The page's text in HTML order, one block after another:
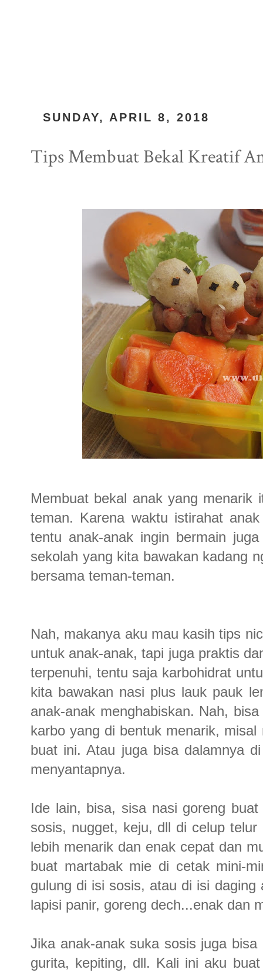
SUNDAY, APRIL 8, 2018
Tips Membuat Bekal Kreatif
Membuat bekal anak yang menarik
teman. Karena waktu istirahat
tentu anak-anak ingin bermain
sekolah yang kita bawakan kadang
bersama teman-teman.
Nah, makanya aku mau kasih tips
untuk anak-anak, tapi juga praktis
terpenuhi, tentu saja karbohidrat
kita bawakan nasi plus lauk pauk
anak-anak menghabiskan. Nah,
karbo yang di bentuk menarik,
buat ini. Atau juga bisa dalamnya
menyantapnya.
Ide lain, bisa, sisa nasi goreng
sosis, nugget, keju, dll di celup
lebih menarik dan enak cepat dan
buat martabak mie di cetak mini-
gulung di isi sosis, atau di isi
lapisi panir, goreng dech...enak dan
Jika anak-anak suka sosis juga
gurita, kepiting, dll. Kali ini aku